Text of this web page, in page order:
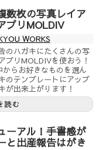
数枚の写真レイア
プリMOLDIV
WORKS
のハガキにたくさんの写
プリMOLDIVを使おう！
らお好きなものを選ん
のテンプレートにアップ
が出来上がります！
読む
ーアル！手書感が
と出産報告はがき